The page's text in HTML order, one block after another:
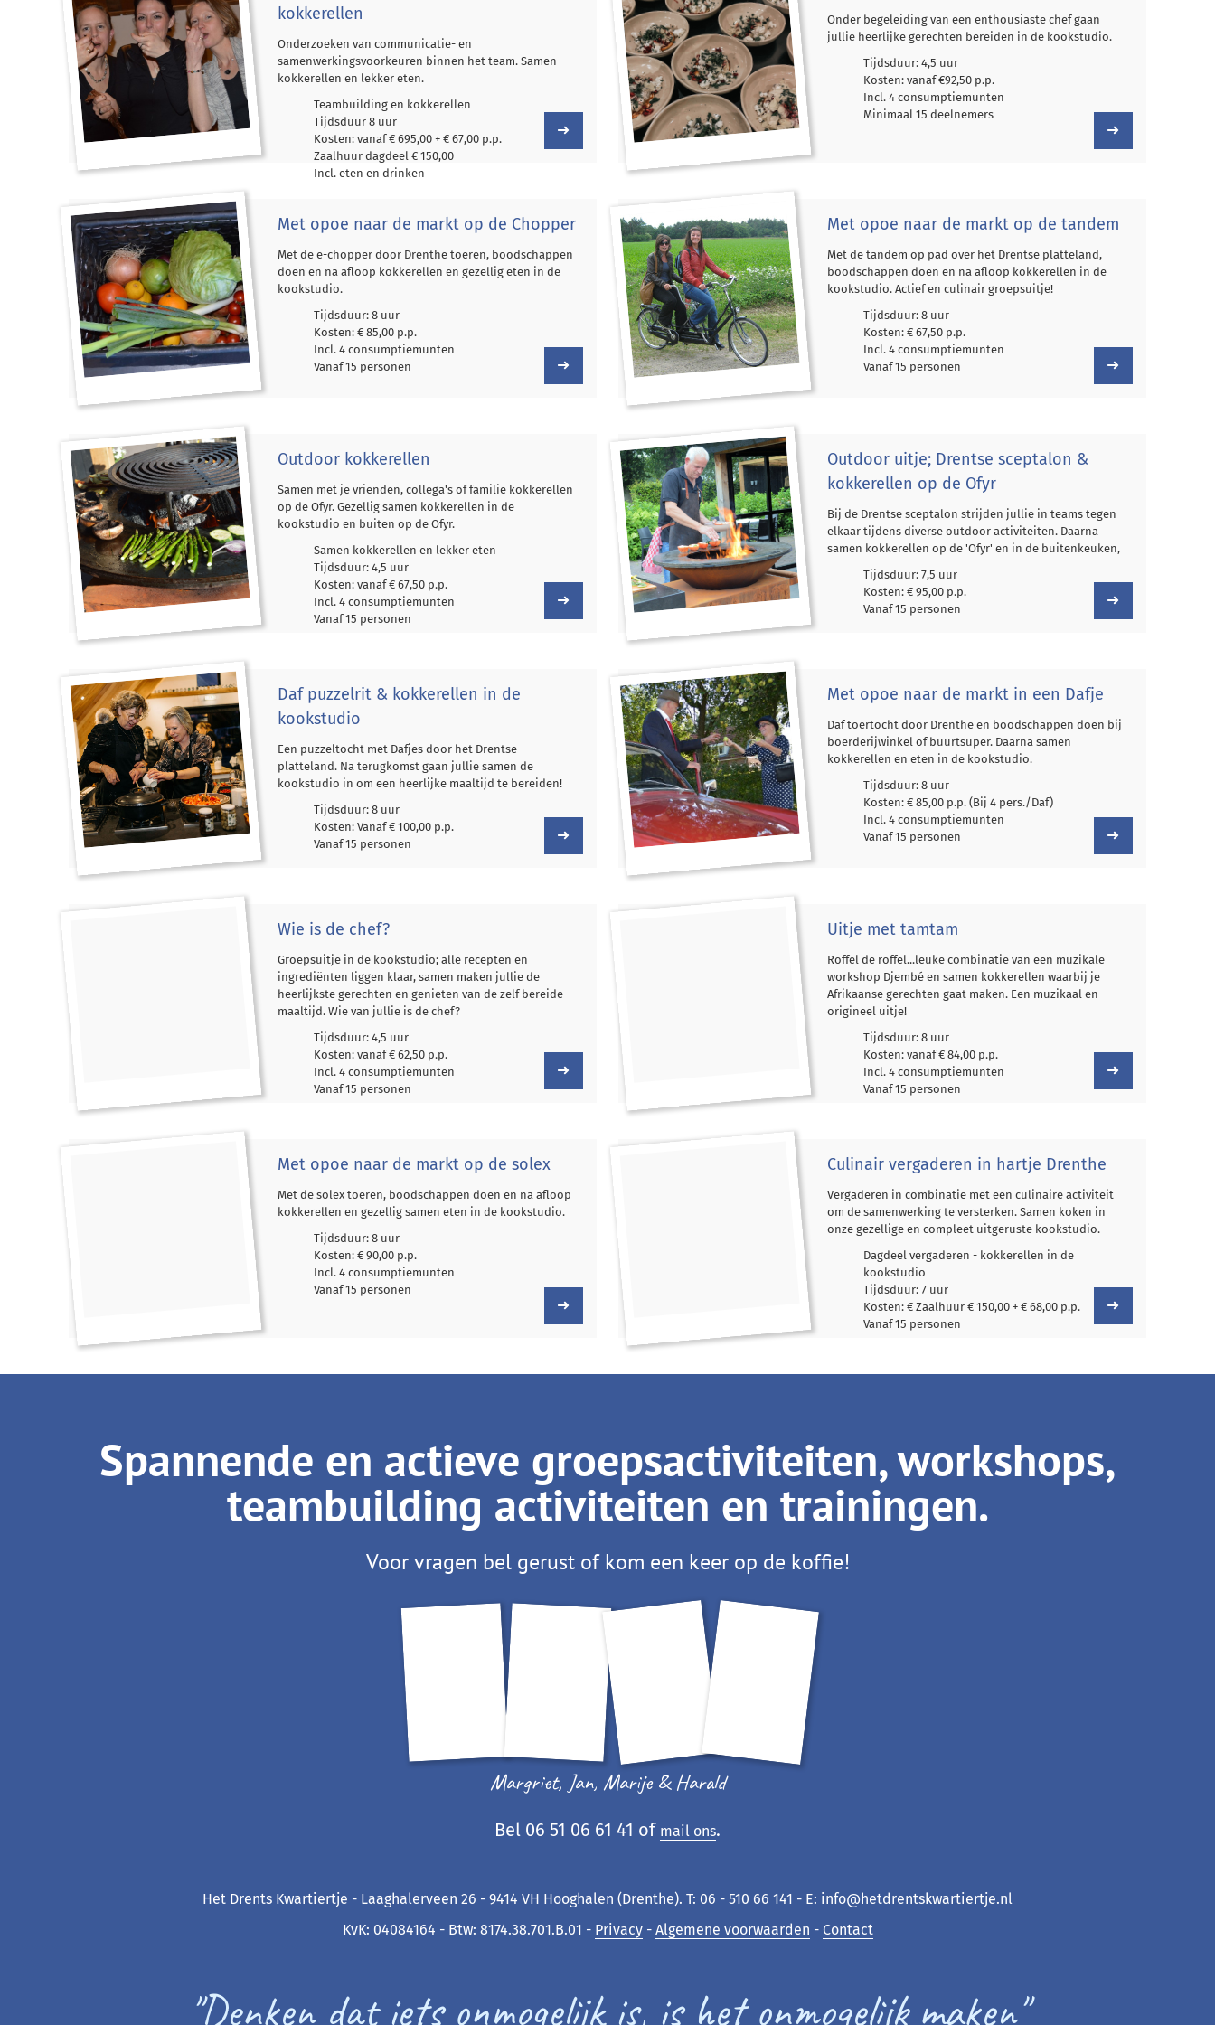
kokkerellen
Onderzoeken van communicatie- en
samenwerkingsvoorkeuren binnen het team. Samen
kokkerellen en lekker eten.
Teambuilding en kokkerellen
Tijdsduur 8 uur
Kosten: vanaf € 695,00 + € 67,00 p.p.
Zaalhuur dagdeel € 150,00
Incl. eten en drinken
Onder begeleiding van een enthousiaste chef gaan
jullie heerlijke gerechten bereiden in de kookstudio.
Tijdsduur: 4,5 uur
Kosten: vanaf €92,50 p.p.
Incl. 4 consumptiemunten
Minimaal 15 deelnemers
Met opoe naar de markt op de Chopper
Met de e-chopper door Drenthe toeren, boodschappen
doen en na afloop kokkerellen en gezellig eten in de
kookstudio.
Tijdsduur: 8 uur
Kosten: € 85,00 p.p.
Incl. 4 consumptiemunten
Vanaf 15 personen
Met opoe naar de markt op de tandem
Met de tandem op pad over het Drentse platteland,
boodschappen doen en na afloop kokkerellen in de
kookstudio. Actief en culinair groepsuitje!
Tijdsduur: 8 uur
Kosten: € 67,50 p.p.
Incl. 4 consumptiemunten
Vanaf 15 personen
Outdoor kokkerellen
Samen met je vrienden, collega's of familie kokkerellen
op de Ofyr. Gezellig samen kokkerellen in de
kookstudio en buiten op de Ofyr.
Samen kokkerellen en lekker eten
Tijdsduur: 4,5 uur
Kosten: vanaf € 67,50 p.p.
Incl. 4 consumptiemunten
Vanaf 15 personen
Outdoor uitje; Drentse sceptalon &
kokkerellen op de Ofyr
Bij de Drentse sceptalon strijden jullie in teams tegen
elkaar tijdens diverse outdoor activiteiten. Daarna
samen kokkerellen op de 'Ofyr' en in de buitenkeuken,
Tijdsduur: 7,5 uur
Kosten: € 95,00 p.p.
Vanaf 15 personen
Daf puzzelrit & kokkerellen in de
kookstudio
Een puzzeltocht met Dafjes door het Drentse
platteland. Na terugkomst gaan jullie samen de
kookstudio in om een heerlijke maaltijd te bereiden!
Tijdsduur: 8 uur
Kosten: Vanaf € 100,00 p.p.
Vanaf 15 personen
Met opoe naar de markt in een Dafje
Daf toertocht door Drenthe en boodschappen doen bij
boerderijwinkel of buurtsuper. Daarna samen
kokkerellen en eten in de kookstudio.
Tijdsduur: 8 uur
Kosten: € 85,00 p.p. (Bij 4 pers./Daf)
Incl. 4 consumptiemunten
Vanaf 15 personen
Wie is de chef?
Groepsuitje in de kookstudio; alle recepten en
ingrediënten liggen klaar, samen maken jullie de
heerlijkste gerechten en genieten van de zelf bereide
maaltijd. Wie van jullie is de chef?
Tijdsduur: 4,5 uur
Kosten: vanaf € 62,50 p.p.
Incl. 4 consumptiemunten
Vanaf 15 personen
Uitje met tamtam
Roffel de roffel...leuke combinatie van een muzikale
workshop Djembé en samen kokkerellen waarbij je
Afrikaanse gerechten gaat maken. Een muzikaal en
origineel uitje!
Tijdsduur: 8 uur
Kosten: vanaf € 84,00 p.p.
Incl. 4 consumptiemunten
Vanaf 15 personen
Met opoe naar de markt op de solex
Met de solex toeren, boodschappen doen en na afloop
kokkerellen en gezellig samen eten in de kookstudio.
Tijdsduur: 8 uur
Kosten: € 90,00 p.p.
Incl. 4 consumptiemunten
Vanaf 15 personen
Culinair vergaderen in hartje Drenthe
Vergaderen in combinatie met een culinaire activiteit
om de samenwerking te versterken. Samen koken in
onze gezellige en compleet uitgeruste kookstudio.
Dagdeel vergaderen - kokkerellen in de
kookstudio
Tijdsduur: 7 uur
Kosten: € Zaalhuur € 150,00 + € 68,00 p.p.
Vanaf 15 personen
Spannende en actieve groepsactiviteiten, workshops,
teambuilding activiteiten en trainingen.
Voor vragen bel gerust of kom een keer op de koffie!
Margriet, Jan, Marije & Harald
Bel 06 51 06 61 41 of mail ons.
Het Drents Kwartiertje - Laaghalerveen 26 - 9414 VH Hooghalen (Drenthe). T: 06 - 510 66 141 - E: info@hetdrentskwartiertje.nl
KvK: 04084164 - Btw: 8174.38.701.B.01 - Privacy- Algemene voorwaarden - Contact
"Denken dat iets onmogelijk is, is het onmogelijk maken"